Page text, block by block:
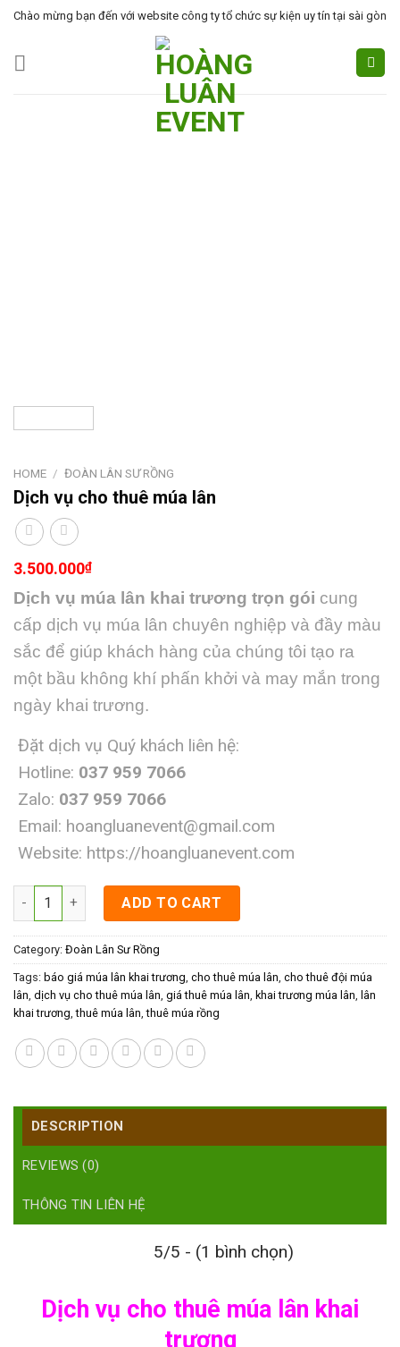
Skip
content
Chào mừng bạn đến với website công ty tổ chức sự kiện uy tín tại sài gòn
HOME / ĐOÀN LÂN SƯ RỒNG
Dịch vụ cho thuê múa lân
3.500.000₫
Dịch vụ múa lân khai trương trọn gói cung
cấp dịch vụ múa lân chuyên nghiệp và đầy màu
sắc để giúp khách hàng của chúng tôi tạo ra
một bầu không khí phấn khởi và may mắn trong
ngày khai trương.
Đặt dịch vụ Quý khách liên hệ:
Hotline: 037 959 7066
Zalo: 037 959 7066
Email: hoangluanevent@gmail.com
Website: https://hoangluanevent.com
Dịch vụ cho thuê múa lân quantity
ADD TO CART
Category: Đoàn Lân Sư Rồng
Tags: báo giá múa lân khai trương cho thuê múa lân cho thuê đội múa
lân dịch vụ cho thuê múa lân giá thuê múa lân khai trương múa lân
lân
khai trương ,thuê múa lân ,thuê múa rồng
DESCRIPTION
REVIEWS (0)
THÔNG TIN LIÊN HỆ
5/5 - (1 bình chọn)
Dịch vụ cho thuê múa lân khai
trương